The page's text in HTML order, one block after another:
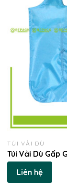
TÚI VẢI DÙ
Túi Vải Dù Gấp
Liên hệ